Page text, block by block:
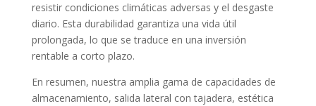
resistir condiciones climáticas adversas y el desgaste
diario. Esta durabilidad garantiza una vida útil
prolongada, lo que se traduce en una inversión
rentable a corto plazo.
En resumen, nuestra amplia gama de capacidades de
almacenamiento, salida lateral con tajadera, estética